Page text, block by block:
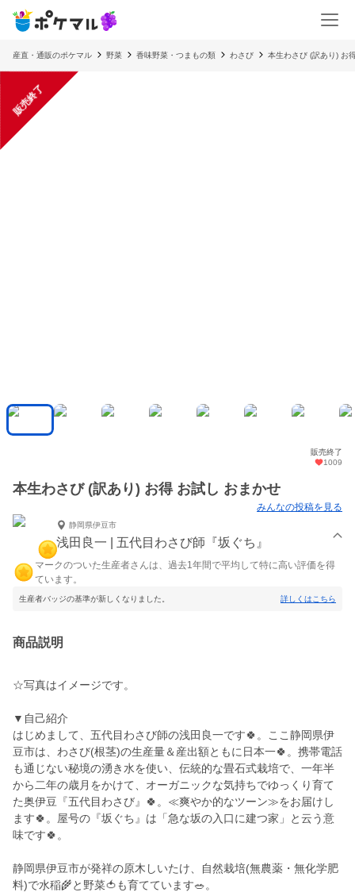
産直・通販のポケマル 野菜 香味野菜・つまもの類 わさび 本生わさび (訳あり) お
販売終了
販売終了
1009
本生わさび (訳あり) お得 お試し おまかせ
みんなの投稿を見る
静岡県伊豆市
浅田良一 | 五代目わさび師『坂ぐち』
マークのついた生産者さんは、過去1年間で平均して特に高い評価を得
ています。
生産者バッジの基準が新しくなりました。 詳しくはこちら
商品説明
☆写真はイメージです。
▼自己紹介
はじめまして、五代目わさび師の浅田良一です🍀。ここ静岡県伊
豆市は、わさび(根茎)の生産量＆産出額ともに日本一🍀。携帯電話
も通じない秘境の湧き水を使い、伝統的な畳石式栽培で、一年半
から二年の歳月をかけて、オーガニックな気持ちでゆっくり育て
た奥伊豆『五代目わさび』🍀。≪爽やか的なツーン≫をお届けし
ます🍀。屋号の『坂ぐち』は「急な坂の入口に建つ家」と云う意
味です🍀。
静岡県伊豆市が発祥の原木しいたけ、自然栽培(無農薬・無化学肥
料)で水稲🌾と野菜🍅も育てています🥗。